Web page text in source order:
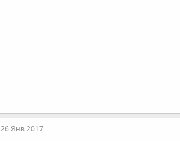
26 Янв 2017